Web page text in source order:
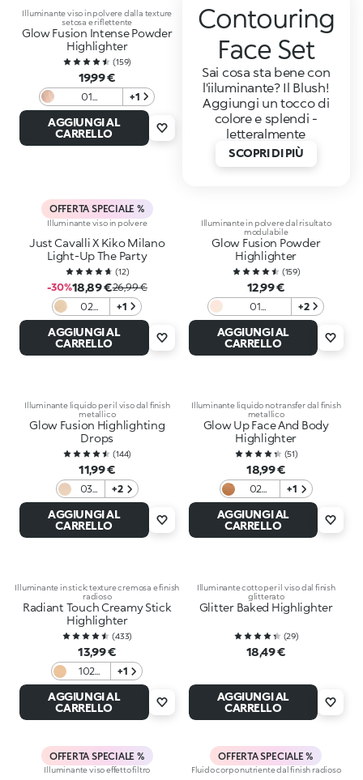
Illuminante viso in polvere dalla texture
setosa e riflettente
Glow Fusion Intense Powder
Highlighter
(159)
19,99 €
01
Champagne
+1
AGGIUNGI AL
CARRELLO
Contouring
Face Set
Sai cosa sta bene con
l'iiluminante? Il Blush!
Aggiungi un tocco di
colore e splendi -
letteralmente
SCOPRI DI PIÙ
OFFERTA SPECIALE %
Illuminante viso in polvere
Just Cavalli X Kiko Milano
Light-Up The Party
(12)
-30%18,89 €26,99 €
02
Jungle
Glow
+1
AGGIUNGI AL
CARRELLO
Illuminante in polvere dal risultato
modulabile
Glow Fusion Powder
Highlighter
(159)
12,99 €
01
Champagne
+2
AGGIUNGI AL
CARRELLO
Illuminante liquido per il viso dal finish
metallico
Glow Fusion Highlighting
Drops
(144)
11,99 €
03
Gold
Mine
+2
AGGIUNGI AL
CARRELLO
Illuminante liquido no transfer dal finish
metallico
Glow Up Face And Body
Highlighter
(51)
18,99 €
02
Copper
+1
AGGIUNGI AL
CARRELLO
Illuminante in stick: texture cremosa e finish
radioso
Radiant Touch Creamy Stick
Highlighter
(433)
13,99 €
102
Golden
Biscuit
+1
AGGIUNGI AL
CARRELLO
Illuminante cotto per il viso dal finish
glitterato
Glitter Baked Highlighter
(29)
18,49 €
AGGIUNGI AL
CARRELLO
OFFERTA SPECIALE %
Illuminante viso effetto filtro
OFFERTA SPECIALE %
Fluido corpo nutriente dal finish radioso